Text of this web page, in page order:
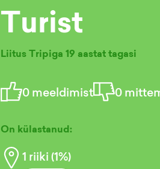
Turist
Liitus Tripiga 19 aastat tagasi
0meeldimist 0
On külastanud:
1 riiki (1%)